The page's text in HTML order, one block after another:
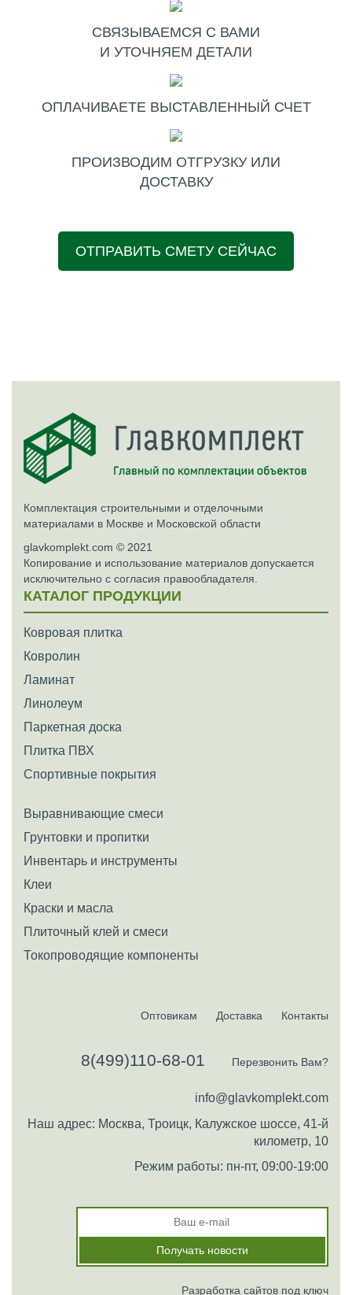
СВЯЗЫВАЕМСЯ С ВАМИ
И УТОЧНЯЕМ ДЕТАЛИ
ОПЛАЧИВАЕТЕ ВЫСТАВЛЕННЫЙ СЧЕТ
ПРОИЗВОДИМ ОТГРУЗКУ ИЛИ
ДОСТАВКУ
ОТПРАВИТЬ СМЕТУ СЕЙЧАС
Комплектация строительными и отделочными
материалами в Москве и Московской области
glavkomplekt.com © 2021
Копирование и использование материалов допускается
исключительно с согласия правообладателя.
КАТАЛОГ ПРОДУКЦИИ
Ковровая плитка
Ковролин
Ламинат
Линолеум
Паркетная доска
Плитка ПВХ
Спортивные покрытия
Выравнивающие смеси
Грунтовки и пропитки
Инвентарь и инструменты
Клеи
Краски и масла
Плиточный клей и смеси
Токопроводящие компоненты
Оптовикам Доставка Контакты
8(499)110-68-01 Перезвонить Вам?
info@glavkomplekt.com
Наш адрес: Москва, Троицк, Калужское шоссе, 41-й
километр, 10
Режим работы: пн-пт, 09:00-19:00
Разработка сайтов под ключ